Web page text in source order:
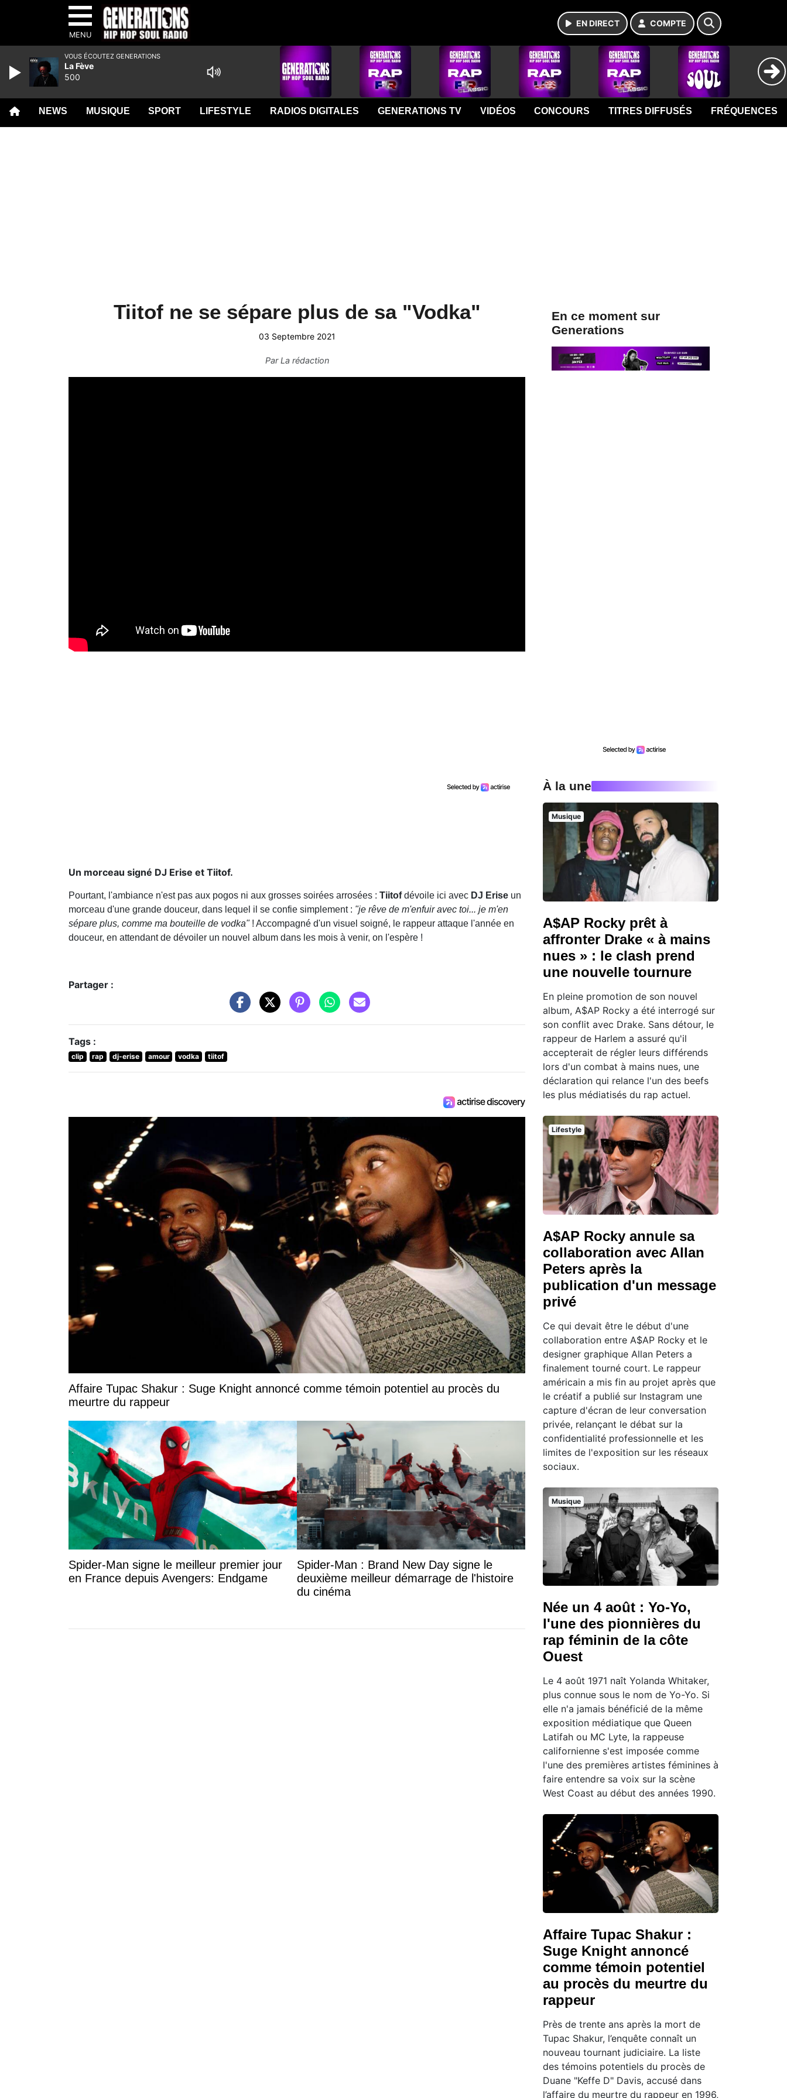
MENU
EN DIRECT COMPTE
NEWS MUSIQUE SPORT LIFESTYLE RADIOS DIGITALES GENERATIONS TV VIDÉOS CONCOURS TITRES DIFFUSÉS FRÉQUENCES
Tiitof ne se sépare plus de sa "Vodka"
03 Septembre 2021
ParLa rédaction
Un morceau signé DJ Erise et Tiitof.
Pourtant, l'ambiance n'est pas aux pogos ni aux grosses soirées arrosées : Tiitofdévoile ici avec DJ Erise un
morceau d'une grande douceur, dans lequel il se confie simplement : "je rêve de m'enfuir avec toi... je m'en
sépare plus, comme ma bouteille de vodka" ! Accompagné d'un visuel soigné, le rappeur attaque l'année en
douceur, en attendant de dévoiler un nouvel album dans les mois à venir, on l'espère !
Partager :
Tags :
clip rap dj-erise amour vodka tiitof
Affaire Tupac Shakur : Suge Knight annoncé comme témoin potentiel au procès du
meurtre du rappeur
Spider-Man signe le meilleur premier jour
en France depuis Avengers: Endgame
Spider-Man : Brand New Day signe le
deuxième meilleur démarrage de l'histoire
du cinéma
En ce moment sur
Generations
À la une
Musique
A$AP Rocky prêt à
affronter Drake « à mains
nues » : le clash prend
une nouvelle tournure
En pleine promotion de son nouvel
album, A$AP Rocky a été interrogé sur
son conflit avec Drake. Sans détour, le
rappeur de Harlem a assuré qu'il
accepterait de régler leurs différends
lors d'un combat à mains nues, une
déclaration qui relance l'un des beefs
les plus médiatisés du rap actuel.
Lifestyle
A$AP Rocky annule sa
collaboration avec Allan
Peters après la
publication d'un message
privé
Ce qui devait être le début d'une
collaboration entre A$AP Rocky et le
designer graphique Allan Peters a
finalement tourné court. Le rappeur
américain a mis fin au projet après que
le créatif a publié sur Instagram une
capture d'écran de leur conversation
privée, relançant le débat sur la
confidentialité professionnelle et les
limites de l'exposition sur les réseaux
sociaux.
Musique
Née un 4 août : Yo-Yo,
l'une des pionnières du
rap féminin de la côte
Ouest
Le 4 août 1971 naît Yolanda Whitaker,
plus connue sous le nom de Yo-Yo. Si
elle n'a jamais bénéficié de la même
exposition médiatique que Queen
Latifah ou MC Lyte, la rappeuse
californienne s'est imposée comme
l'une des premières artistes féminines à
faire entendre sa voix sur la scène
West Coast au début des années 1990.
Affaire Tupac Shakur :
Suge Knight annoncé
comme témoin potentiel
au procès du meurtre du
rappeur
Près de trente ans après la mort de
Tupac Shakur, l’enquête connaît un
nouveau tournant judiciaire. La liste
des témoins potentiels du procès de
Duane "Keffe D" Davis, accusé dans
l’affaire du meurtre du rappeur en 1996,
VOUS ÉCOUTEZ GENERATIONS
La Fève
500